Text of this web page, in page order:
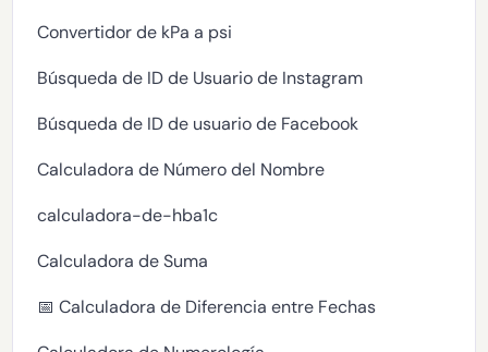
Convertidor de kPa a psi
Búsqueda de ID de Usuario de Instagram
Búsqueda de ID de usuario de Facebook
Calculadora de Número del Nombre
calculadora-de-hba1c
Calculadora de Suma
📅 Calculadora de Diferencia entre Fechas